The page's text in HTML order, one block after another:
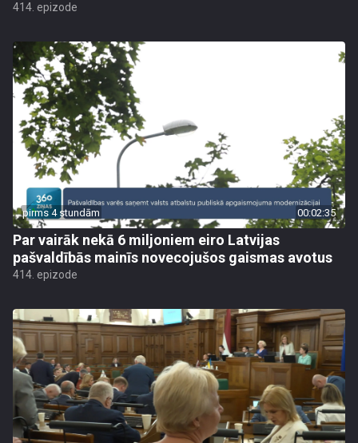
414. epizode
pirms 4 stundām 00:02:35
Par vairāk nekā 6 miljoniem eiro Latvijas
pašvaldībās mainīs novecojušos gaismas avotus
414. epizode